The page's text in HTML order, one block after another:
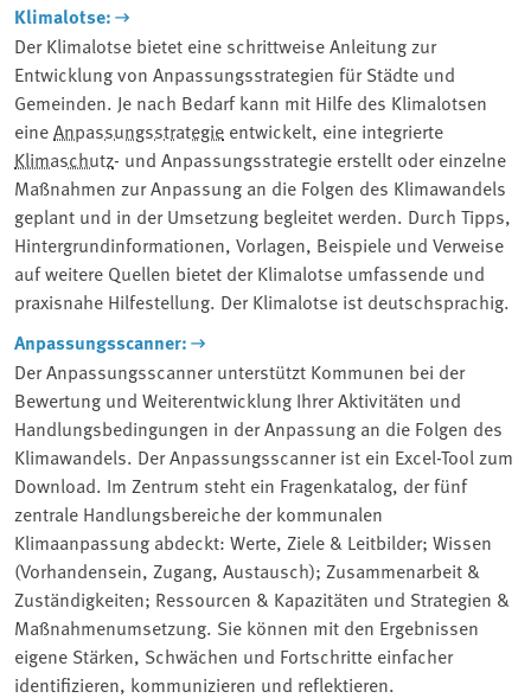
Klimalotse:
Der Klimalotse bietet eine schrittweise Anleitung zur
Entwicklung von Anpassungsstrategien für Städte und
Gemeinden. Je nach Bedarf kann mit Hilfe des Klimalotsen
eineAnpassungsstrategie entwickelt, eine integrierte
Klimaschutz- und Anpassungsstrategie erstellt oder einzelne
Maßnahmen zur Anpassung an die Folgen des Klimawandels
geplant und in der Umsetzung begleitet werden. Durch Tipps,
Hintergrundinformationen, Vorlagen, Beispiele und Verweise
auf weitere Quellen bietet der Klimalotse umfassende und
praxisnahe Hilfestellung. Der Klimalotse ist deutschsprachig.
Anpassungsscanner:
Der Anpassungsscanner unterstützt Kommunen bei der
Bewertung und Weiterentwicklung Ihrer Aktivitäten und
Handlungsbedingungen in der Anpassung an die Folgen des
Klimawandels. Der Anpassungsscanner ist ein Excel-Tool zum
Download. Im Zentrum steht ein Fragenkatalog, der fünf
zentrale Handlungsbereiche der kommunalen
Klimaanpassung abdeckt: Werte, Ziele & Leitbilder; Wissen
(Vorhandensein, Zugang, Austausch); Zusammenarbeit &
Zuständigkeiten; Ressourcen & Kapazitäten und Strategien &
Maßnahmenumsetzung. Sie können mit den Ergebnissen
eigene Stärken, Schwächen und Fortschritte einfacher
identifizieren, kommunizieren und reflektieren.